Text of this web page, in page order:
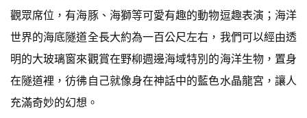
觀眾席位，有海豚、海獅等可愛有趣的動物逗趣表演；海洋
世界的海底隧道全長大約為一百公尺左右，我們可以經由透
明的大玻璃窗來觀賞在野柳週邊海域特別的海洋生物，置身
在隧道裡，彷彿自己就像身在神話中的藍色水晶龍宮，讓人
充滿奇妙的幻想。